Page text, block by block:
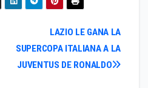
LAZIO LE GANA LA
SUPERCOPA ITALIANA A LA
JUVENTUS DE RONALDO